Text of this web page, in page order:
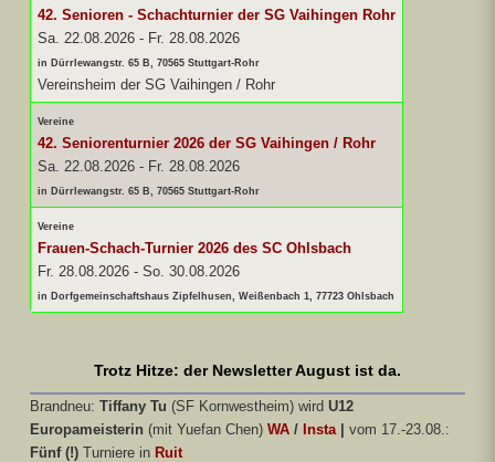
42. Senioren - Schachturnier der SG Vaihingen Rohr
Sa. 22.08.2026 - Fr. 28.08.2026
in Dürrlewangstr. 65 B, 70565 Stuttgart-Rohr
Vereinsheim der SG Vaihingen / Rohr
Vereine
42. Seniorenturnier 2026 der SG Vaihingen / Rohr
Sa. 22.08.2026 - Fr. 28.08.2026
in Dürrlewangstr. 65 B, 70565 Stuttgart-Rohr
Vereine
Frauen-Schach-Turnier 2026 des SC Ohlsbach
Fr. 28.08.2026 - So. 30.08.2026
in Dorfgemeinschaftshaus Zipfelhusen, Weißenbach 1, 77723 Ohlsbach
Trotz Hitze: der Newsletter August ist da.
Brandneu: Tiffany Tu (SF Kornwestheim) wird U12
Europameisterin (mit Yuefan Chen) WA / Insta
vom 17.-23.08.:
Fünf (!) Turniere in Ruit